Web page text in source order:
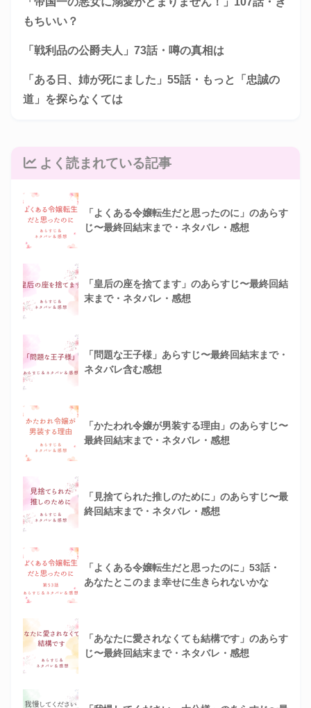
もちいい？
「戦利品の公爵夫人」73話・噂の真相は
「ある日、姉が死にました」55話・もっと「忠誠の
道」を探らなくては
よく読まれている記事
「よくある令嬢転生だと思ったのに」のあらす
じ〜最終回結末まで・ネタバレ・感想
「皇后の座を捨てます」のあらすじ〜最終回結
末まで・ネタバレ・感想
「問題な王子様」あらすじ〜最終回結末まで・
ネタバレ含む感想
「かたわれ令嬢が男装する理由」のあらすじ〜
最終回結末まで・ネタバレ・感想
「見捨てられた推しのために」のあらすじ〜最
終回結末まで・ネタバレ・感想
「よくある令嬢転生だと思ったのに」53話・
あなたとこのまま幸せに生きられないかな
「あなたに愛されなくても結構です」のあらす
じ〜最終回結末まで・ネタバレ・感想